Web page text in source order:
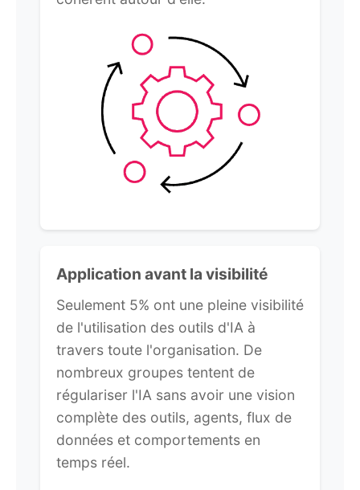
Application avant la visibilité
Seulement 5% ont une pleine visibilité
de l'utilisation des outils d'IA à
travers toute l'organisation. De
nombreux groupes tentent de
régulariser l'IA sans avoir une vision
complète des outils, agents, flux de
données et comportements en
temps réel.